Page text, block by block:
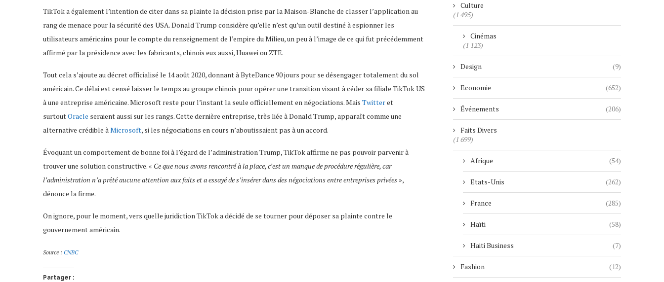
TikTok a également l’intention de citer dans sa plainte la décision prise par la Maison-Blanche de classer l’application au
rang de menace pour la sécurité des USA. Donald Trump considère qu’elle n’est qu’un outil destiné à espionner les
utilisateurs américains pour le compte du renseignement de l’empire du Milieu, un peu à l’image de ce qui fut précédemment
affirmé par la présidence avec les fabricants, chinois eux aussi, Huawei ou ZTE.
Tout cela s’ajoute au décret officialisé le 14 août 2020, donnant à ByteDance 90 jours pour se désengager totalement du sol
américain. Ce délai est censé laisser le temps au groupe chinois pour opérer une transition visant à céder sa filiale TikTok US
à une entreprise américaine. Microsoft reste pour l’instant la seule officiellement en négociations. Mais Twitteret
surtoutOracle seraient aussi sur les rangs. Cette dernière entreprise, très liée à Donald Trump, apparaît comme une
alternative crédible àMicrosoft, si les négociations en cours n’aboutissaient pas à un accord.
Évoquant un comportement de bonne foi à l’égard de l’administration Trump, TikTok affirme ne pas pouvoir parvenir à
trouver une solution constructive. « Ce que nous avons rencontré à la place, c’est un manque de procédure régulière, car
l’administration n’a prêté aucune attention aux faits et a essayé de s’insérer dans des négociations entre entreprises privées »,
dénonce la firme.
On ignore, pour le moment, vers quelle juridiction TikTok a décidé de se tourner pour déposer sa plainte contre le
gouvernement américain.
Source : CNBC
Partager :
Culture
(1 495)
Cinémas
(1 123)
Design (9)
Economie (652)
Événements (206)
Faits Divers
(1 699)
Afrique (54)
Etats-Unis (262)
France (285)
Haïti (58)
Haiti Business (7)
Fashion (12)